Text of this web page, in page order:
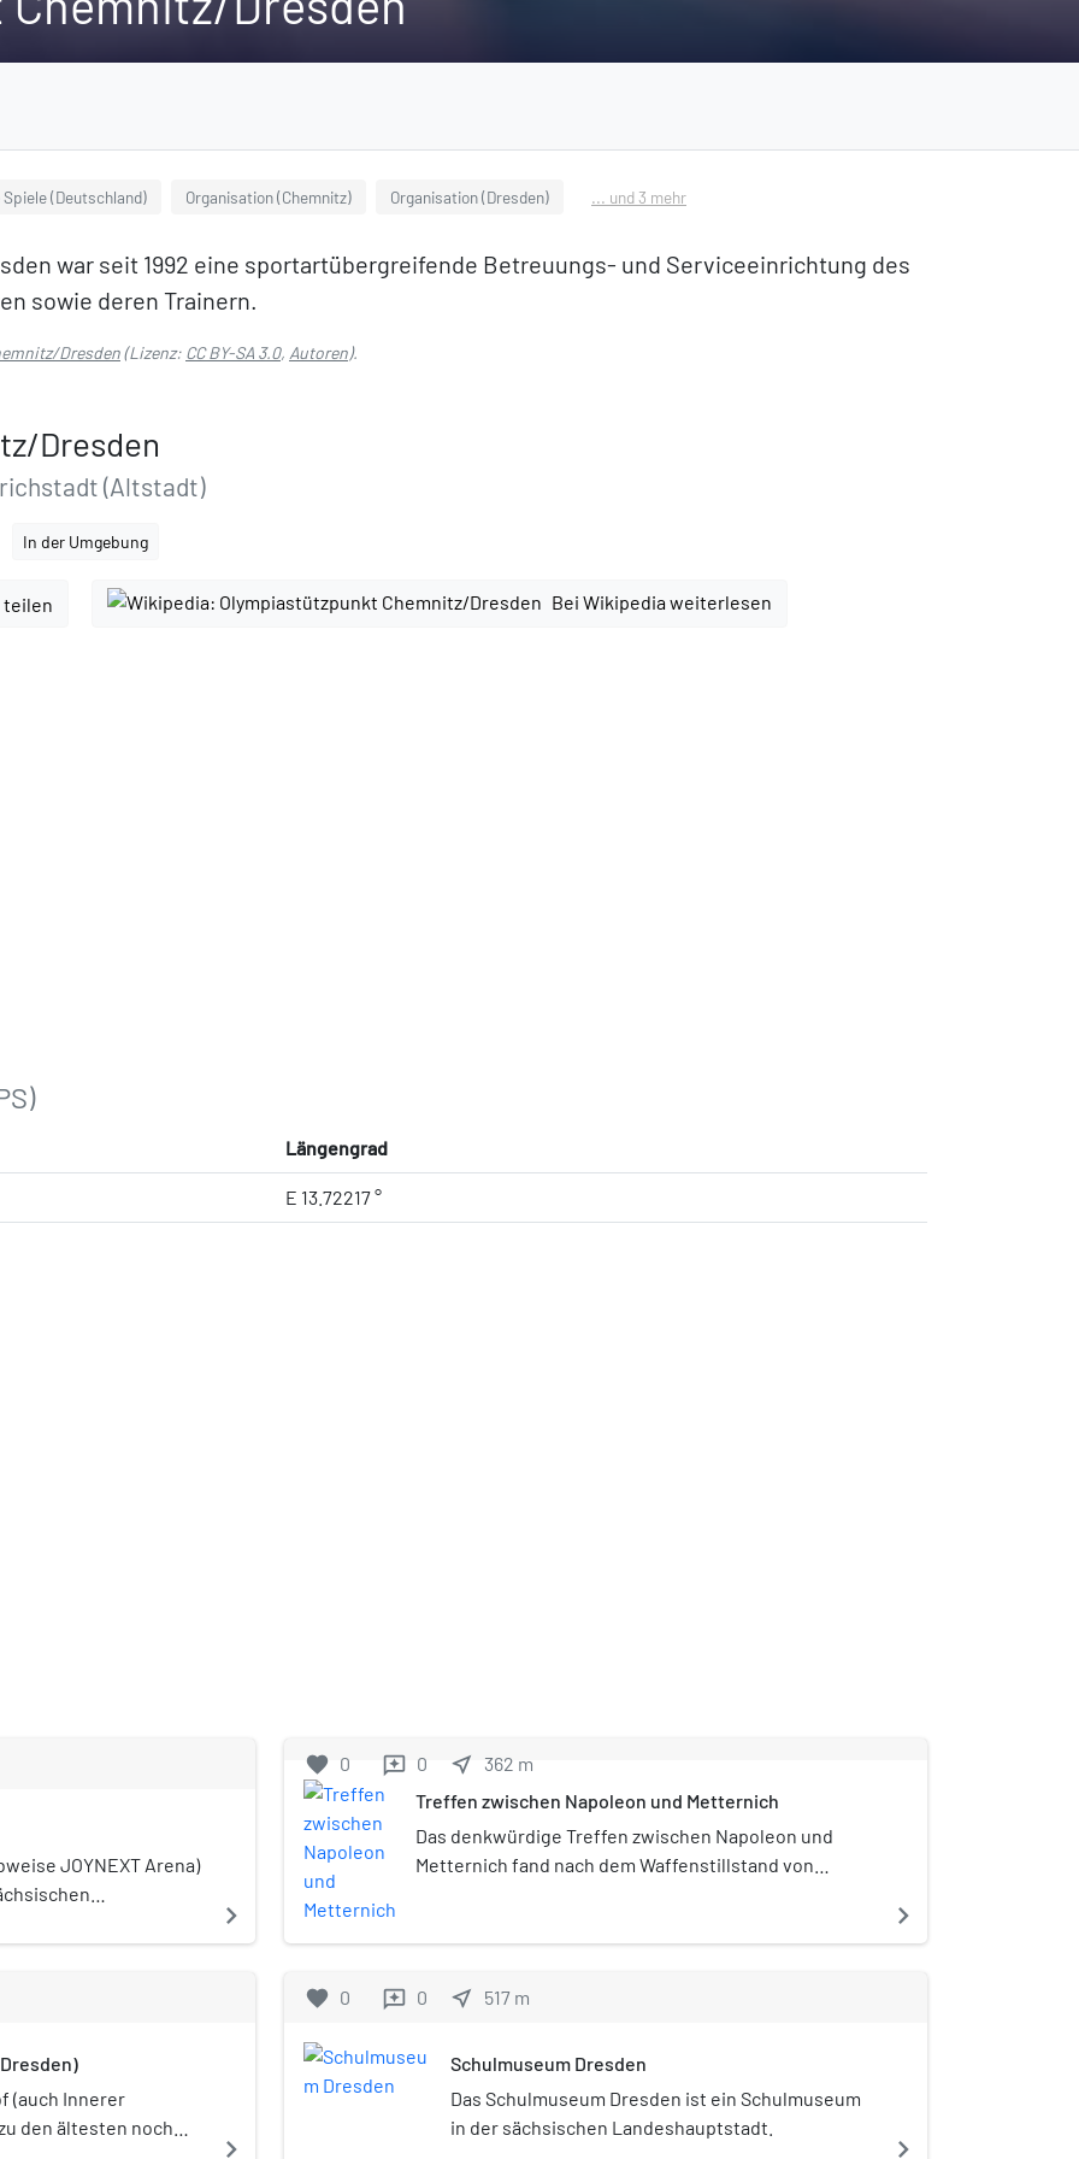
(Deutschland) Organisation (Chemnitz) Organisation (Dresden) ... und 3 mehr
war seit 1992 eine sportartübergreifende Betreuungs- und Serviceeinrichtung des
sowie deren Trainern.
Dresden(Lizenz: CC BY-SA 3.0, Autoren).
Dresden
(Altstadt)
In der Umgebung
teilen Bei Wikipedia weiterlesen
Längengrad
E 13.72217 °
JOYNEXT Arena)
Sie ist die
navigate_next
(auch Innerer
den ältesten noch
navigate_next
favorite 0 reviews 0 near_me 362 m
Treffen zwischen Napoleon und Metternich
Das denkwürdige Treffen zwischen Napoleon und
Metternich fand nach dem Waffenstillstand von
Zimmer des Palais Brühl-Marcolini in Dresden statt. Der
Napoleon nächtigte, haben sich bis heute erhalten.
navigate_next
favorite 0 reviews 0 near_me 517 m
Schulmuseum Dresden
Das Schulmuseum Dresden ist ein Schulmuseum
in der sächsischen Landeshauptstadt.
navigate_next